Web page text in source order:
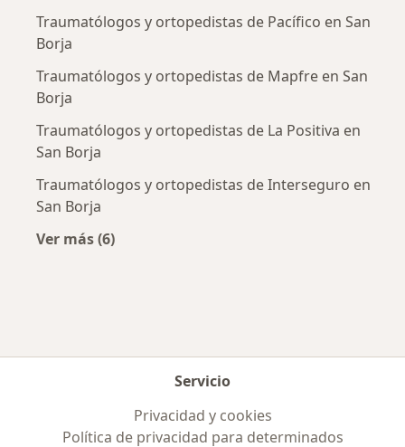
Traumatólogos y ortopedistas de Pacífico en San
Borja
Traumatólogos y ortopedistas de Mapfre en San
Borja
Traumatólogos y ortopedistas de La Positiva en
San Borja
Traumatólogos y ortopedistas de Interseguro en
San Borja
Ver más (6)
Servicio
Privacidad y cookies
Política de privacidad para determinados